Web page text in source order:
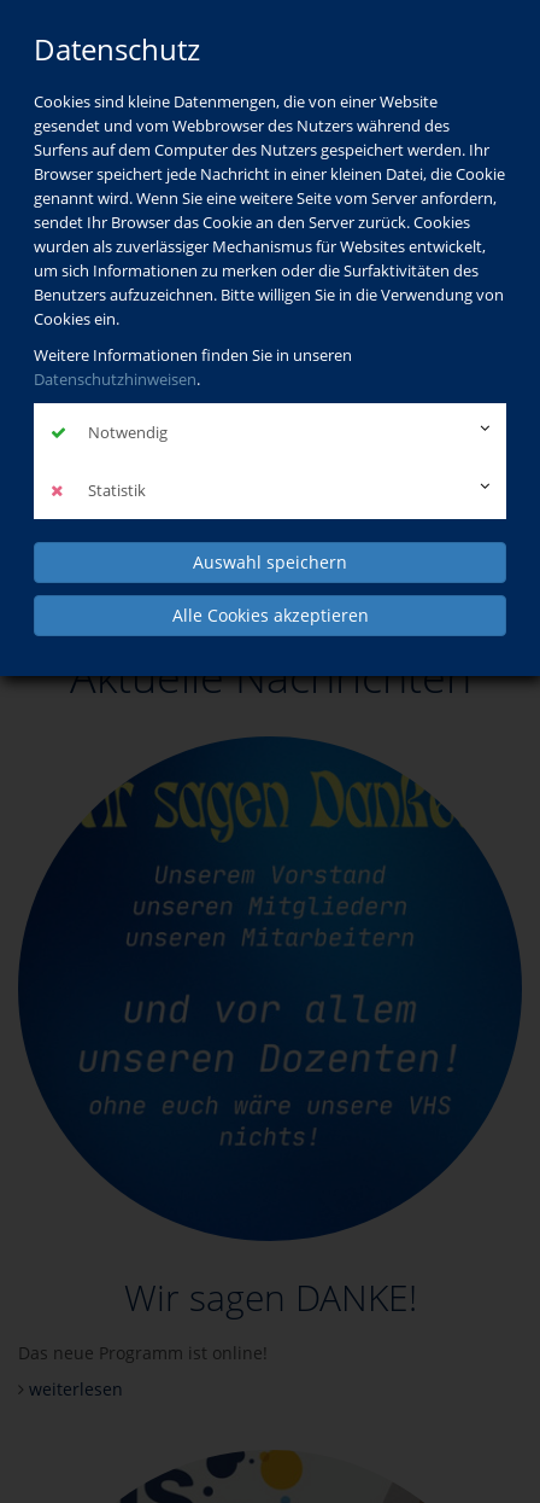
Datenschutz
Cookies sind kleine Datenmengen, die von einer Website
gesendet und vom Webbrowser des Nutzers während des
Surfens auf dem Computer des Nutzers gespeichert werden. Ihr
Browser speichert jede Nachricht in einer kleinen Datei, die Cookie
genannt wird. Wenn Sie eine weitere Seite vom Server anfordern,
sendet Ihr Browser das Cookie an den Server zurück. Cookies
wurden als zuverlässiger Mechanismus für Websites entwickelt,
um sich Informationen zu merken oder die Surfaktivitäten des
Benutzers aufzuzeichnen. Bitte willigen Sie in die Verwendung von
Cookies ein.
Weitere Informationen finden Sie in unseren
Datenschutzhinweisen.
Notwendig
Statistik
Auswahl speichern
Alle Cookies akzeptieren
Aktuelle Nachrichten
Wir sagen DANKE!
Das neue Programm ist online!
weiterlesen